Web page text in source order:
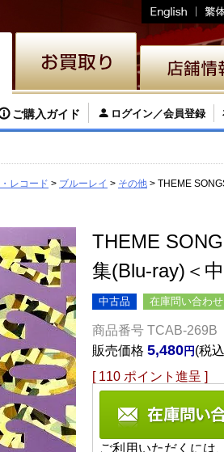
ご購入ガイド ログイン／会員登録
レコード ブルーレイ その他 THEME
THEME
集(Blu-ray)＜
中古品 在庫問い合わせ
商品番号 TCAB-269B
販売価格 5,480
税込
[ 110 ポイント進呈 ]
ご利用いただくには